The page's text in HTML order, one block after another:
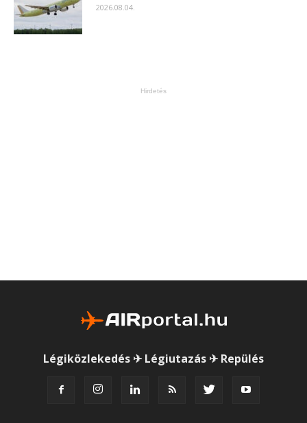
2026.08.04.
Hirdetés
Légiközlekedés ✈ Légiutazás ✈ Repülés